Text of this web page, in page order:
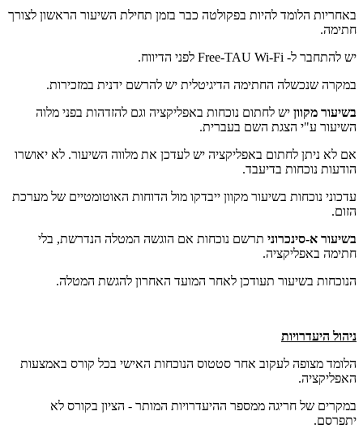
באחריות הלומד להיות בפקולטה כבר בזמן תחילת השיעור הראשון לצורך
חתימה.
יש להתחבר ל- Free-TAU Wi-Fi לפני הדיווח.
במקרה שנכשלה החתימה הדיגיטלית יש להרשם ידנית במזכירות.
בשיעור מקוון יש לחתום נוכחות באפליקציה וגם להזדהות בפני מלוה
השיעור ע"י הצגת השם בעברית.
אם לא ניתן לחתום באפליקציה יש לעדכן את מלווה השיעור. לא יאושרו
הודעות נוכחות בדיעבד.
עדכוני נוכחות בשיעור מקוון ייבדקו מול הדוחות האוטומטיים של מערכת
הזום.
בשיעור א-סינכרוני תרשם נוכחות אם הוגשה המטלה הנדרשת, בלי
חתימה באפליקציה.
הנוכחות בשיעור תעודכן לאחר המועד האחרון להגשת המטלה.
ניהול היעדרויות
הלומד מצופה לעקוב אחר סטטוס הנוכחות האישי בכל קורס באמצעות
האפליקציה.
במקרים של חריגה ממספר ההיעדרויות המותר - הציון בקורס לא
יתפרסם.